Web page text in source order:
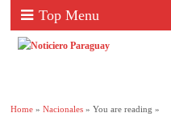
Top Menu
Home »Nacionales » You are reading »